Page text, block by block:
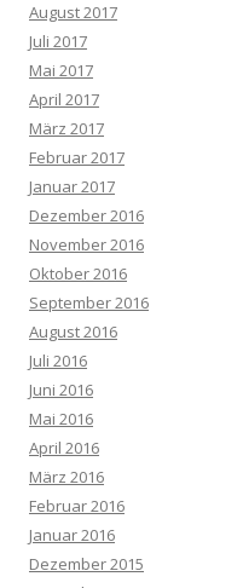
August 2017
Juli 2017
Mai 2017
April 2017
März 2017
Februar 2017
Januar 2017
Dezember 2016
November 2016
Oktober 2016
September 2016
August 2016
Juli 2016
Juni 2016
Mai 2016
April 2016
März 2016
Februar 2016
Januar 2016
Dezember 2015